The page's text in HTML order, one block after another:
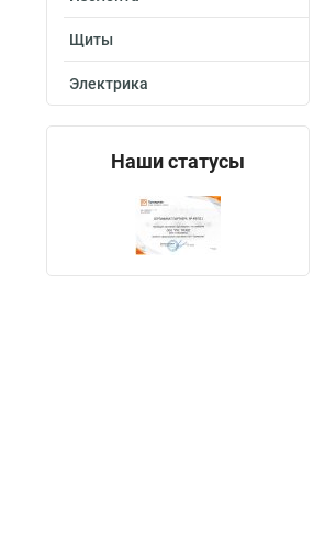
Щиты
Электрика
Наши статусы